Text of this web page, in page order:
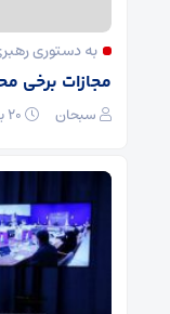
به دستوری
مجازات برخی
سبحان